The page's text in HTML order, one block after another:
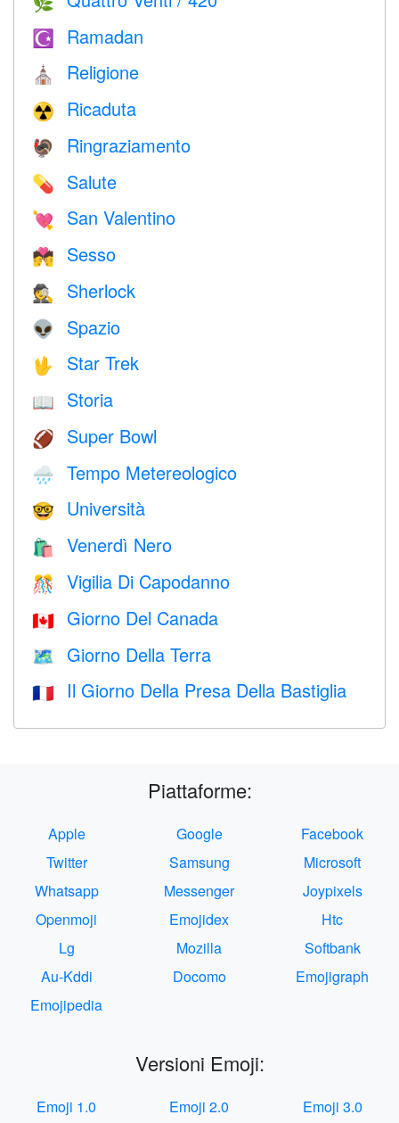
☪️ Ramadan
⛪️ Religione
☢️ Ricaduta
🦃 Ringraziamento
💊 Salute
💘 San Valentino
💏 Sesso
🕵️ Sherlock
👽 Spazio
🖖 Star Trek
📖 Storia
🏈 Super Bowl
🌧 Tempo Metereologico
🤓 Università
🛍 Venerdì Nero
🎊 Vigilia Di Capodanno
🇨🇦 Giorno Del Canada
🗺️ Giorno Della Terra
🇫🇷 Il Giorno Della Presa Della Bastiglia
Piattaforme:
Apple Google
Facebook
Twitter
Samsung
Microsoft
Whatsapp
Messenger
Joypixels
Openmoji
Emojidex
Htc
Lg
Mozilla
Softbank
Au-Kddi
Docomo
Emojigraph
Emojipedia
Versioni Emoji:
Emoji 1.0 Emoji 2.0 Emoji 3.0